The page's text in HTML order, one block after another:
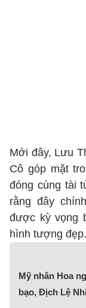
Mới đây, Lưu
Cô góp mặt
đóng cùng tài
rằng đây
được kỳ vọng
hình tượng đẹp.
Mỹ nhân Hoa
bạo, Địch Lệ